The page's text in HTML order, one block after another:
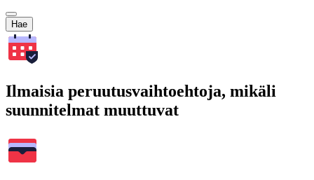
Hae
Ilmaisia peruutusvaihtoehtoja, mikäli
suunnitelmat muuttuvat